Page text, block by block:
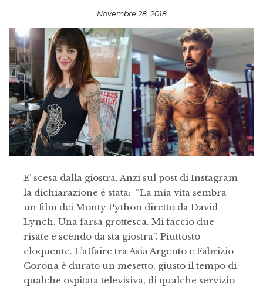
Novembre 28, 2018
E’ scesa dalla giostra. Anzi sul post di Instagram
la dichiarazione è stata: “La mia vita sembra
un film dei Monty Python diretto da David
Lynch. Una farsa grottesca. Mi faccio due
risate e scendo da sta giostra”. Piuttosto
eloquente. L’affaire tra Asia Argento e Fabrizio
Corona è durato un mesetto, giusto il tempo di
qualche ospitata televisiva, di qualche servizio